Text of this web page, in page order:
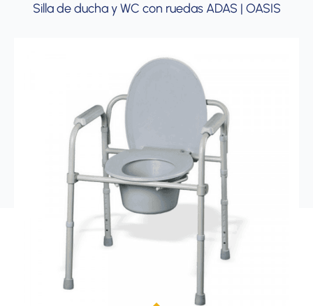
Silla de ducha y WC con ruedas ADAS | OASIS